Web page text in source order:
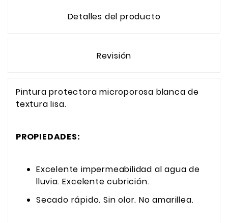
Detalles del producto
Revisión
Pintura protectora microporosa blanca de
textura lisa.
PROPIEDADES:
Excelente impermeabilidad al agua de
lluvia. Excelente cubrición.
Secado rápido. Sin olor. No amarillea.